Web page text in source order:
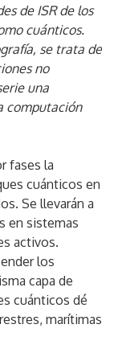
de ISR de los
cuánticos.
se trata de
no
una
computación
fases la
cuánticos en
Se llevarán a
en sistemas
activos.
los
capa de
cuánticos dé
marítimas